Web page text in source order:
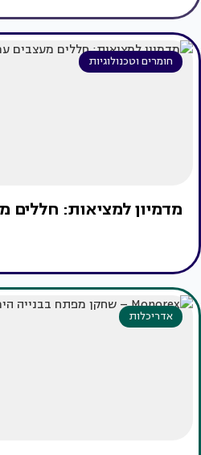
חומרים וטכנולוגיות
מדמיון למציאות: חללים
אדריכלות